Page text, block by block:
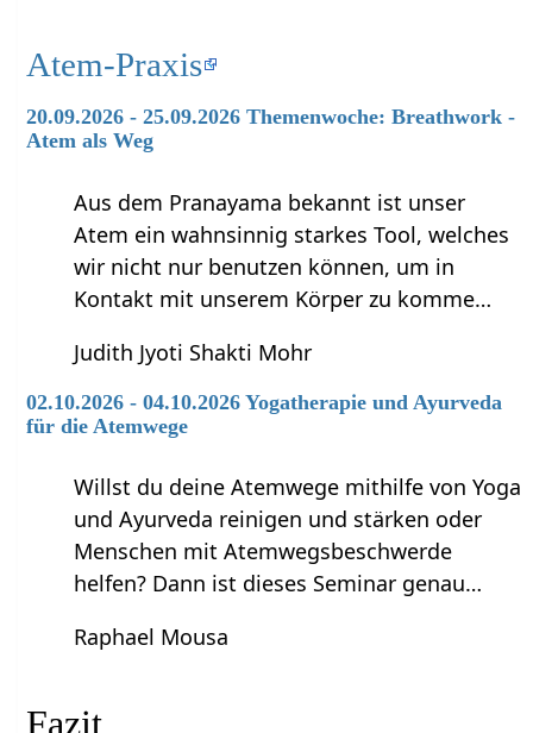
Atem-Praxis
20.09.2026 - 25.09.2026 Themenwoche: Breathwork -
Atem als Weg
Aus dem Pranayama bekannt ist unser
Atem ein wahnsinnig starkes Tool, welches
wir nicht nur benutzen können, um in
Kontakt mit unserem Körper zu komme…
Judith Jyoti Shakti Mohr
02.10.2026 - 04.10.2026 Yogatherapie und Ayurveda
für die Atemwege
Willst du deine Atemwege mithilfe von Yoga
und Ayurveda reinigen und stärken oder
Menschen mit Atemwegsbeschwerde
helfen? Dann ist dieses Seminar genau…
Raphael Mousa
Fazit